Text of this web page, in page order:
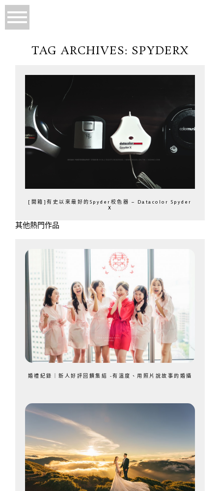
TAG ARCHIVES: SPYDERX
[開箱]有史以來最好的Spyder校色器 – Datacolor Spyder
X
其他熱門作品
婚禮紀錄｜新人好評回饋集結 -有溫度、用照片說故事的婚攝